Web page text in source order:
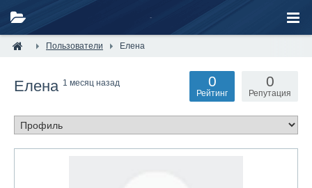
Пользователи Елена
Елена 1 месяц назад 0
Репутация
0
Рейтинг